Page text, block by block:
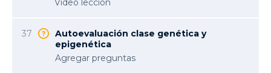
Vídeo lección
37
Autoevaluación clase genética y
epigenética
Agregar preguntas